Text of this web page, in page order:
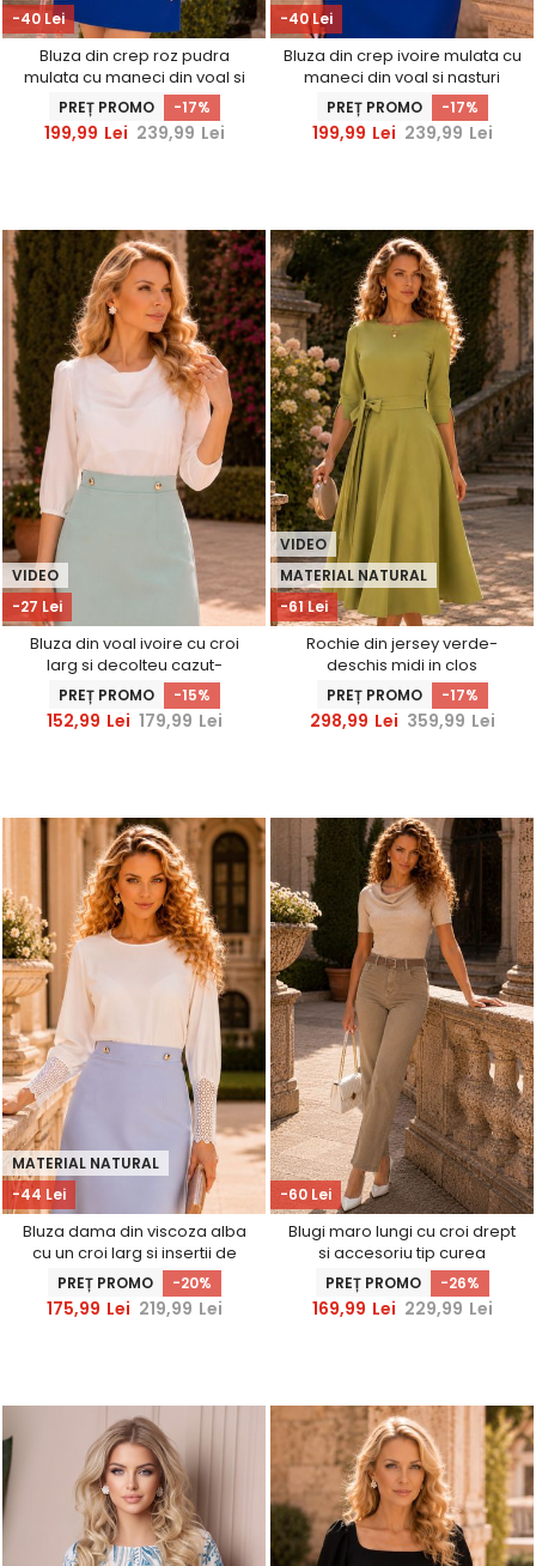
-40 Lei
Bluza din crep roz pudra
mulata cu maneci din voal si
nasturi decorativi- StarShinerS
PREȚ PROMO -17%
199,99 Lei 239,99 Lei
-40 Lei
Bluza din crep ivoire mulata cu
maneci din voal si nasturi
decorativi- StarShinerS
PREȚ PROMO -17%
199,99 Lei 239,99 Lei
-27 Lei
VIDEO
Bluza din voal ivoire cu croi
larg si decolteu cazut-
StarShinerS
PREȚ PROMO -15%
152,99 Lei 179,99 Lei
-61 Lei
VIDEO
MATERIAL NATURAL
Rochie din jersey verde-
deschis midi in clos
accesorizata cu brosa -
StarShinerS
PREȚ PROMO -17%
298,99 Lei 359,99 Lei
-44 Lei
MATERIAL NATURAL
Bluza dama din viscoza alba
cu un croi larg si insertii de
dantela - StarShinerS
PREȚ PROMO -20%
175,99 Lei 219,99 Lei
-60 Lei
Blugi maro lungi cu croi drept
si accesoriu tip curea
PREȚ PROMO -26%
169,99 Lei 229,99 Lei